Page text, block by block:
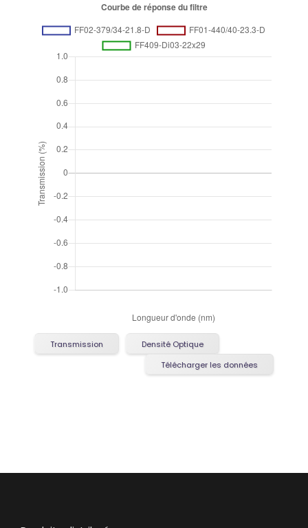
Transmission
Densité Optique
Télécharger les données